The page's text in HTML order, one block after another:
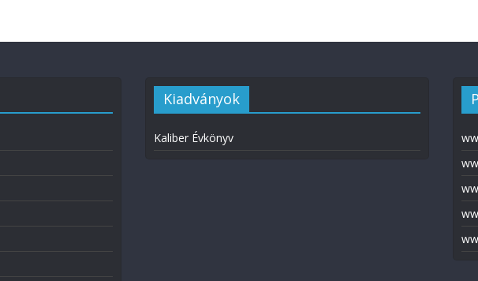
Kiadványok
Kaliber Évkönyv